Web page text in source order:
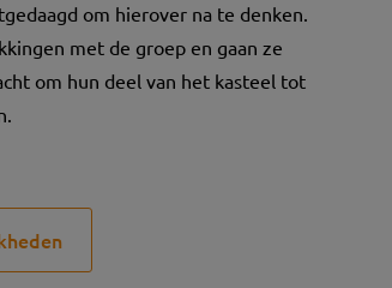
om hierover na te denken.
met de groep en gaan ze
om hun deel van het kasteel tot